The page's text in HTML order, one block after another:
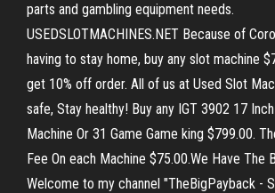
parts and gambling equipment needs.
USEDSLOTMACHINES.NET Because of
having to stay home, buy any slot machine
get 10% off order. All of us at Used Slot
safe, Stay healthy! Buy any IGT 3902 17
Machine Or 31 Game Game king $799.00.
Fee On each Machine $75.00.We Have The
Welcome to my channel "TheBigPayback -